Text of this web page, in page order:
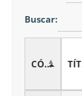
Buscar:
CÓDIGO TÍTULO